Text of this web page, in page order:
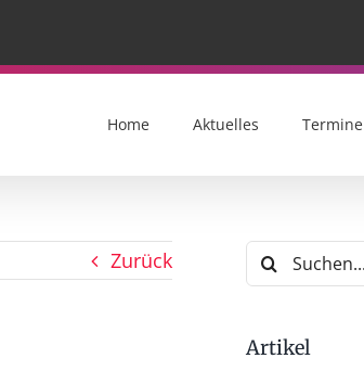
Home Aktuelles Termine
Zurück
Suche
nach:
Artikel